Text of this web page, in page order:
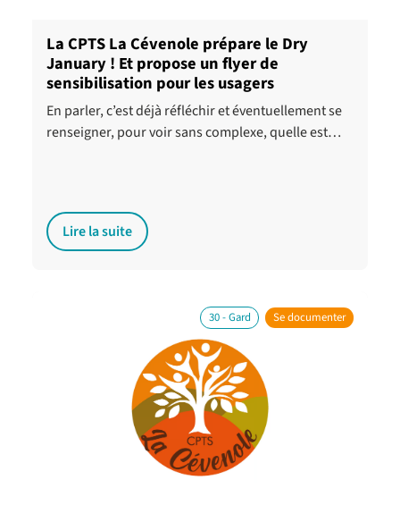
La CPTS La Cévenole prépare le Dry
January ! Et propose un flyer de
sensibilisation pour les usagers
En parler, c’est déjà réfléchir et éventuellement se
renseigner, pour voir sans complexe, quelle est…
Lire la suite
30 - Gard Se documenter